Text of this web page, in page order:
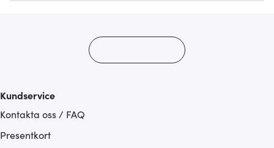
Kundservice
Kontakta oss / FAQ
Presentkort